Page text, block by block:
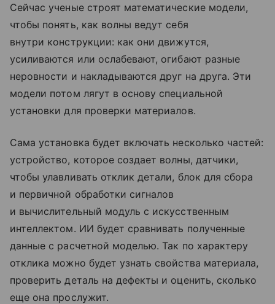
Сейчас ученые строят математические модели,
чтобы понять, как волны ведут себя
внутри конструкции: как они движутся,
усиливаются или ослабевают, огибают разные
неровности и накладываются друг на друга. Эти
модели потом лягут в основу специальной
установки для проверки материалов.
Сама установка будет включать несколько частей:
устройство, которое создает волны, датчики,
чтобы улавливать отклик детали, блок для сбора
и первичной обработки сигналов
и вычислительный модуль с искусственным
интеллектом. ИИ будет сравнивать полученные
данные с расчетной моделью. Так по характеру
отклика можно будет узнать свойства материала,
проверить деталь на дефекты и оценить, сколько
еще она прослужит.